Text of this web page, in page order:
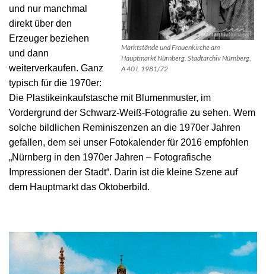
Marktstände und Frauenkirche am
Hauptmarkt Nürnberg, Stadtarchiv Nürnberg,
A 40 L 1981/72
und nur manchmal
direkt über den
Erzeuger beziehen
und dann
weiterverkaufen. Ganz
typisch für die 1970er:
Die Plastikeinkaufstasche mit Blumenmuster, im
Vordergrund der Schwarz-Weiß-Fotografie zu sehen. Wem
solche bildlichen Reminiszenzen an die 1970er Jahren
gefallen, dem sei unser Fotokalender für 2016 empfohlen
„Nürnberg in den 1970er Jahren – Fotografische
Impressionen der Stadt“. Darin ist die kleine Szene auf
dem Hauptmarkt das Oktoberbild.